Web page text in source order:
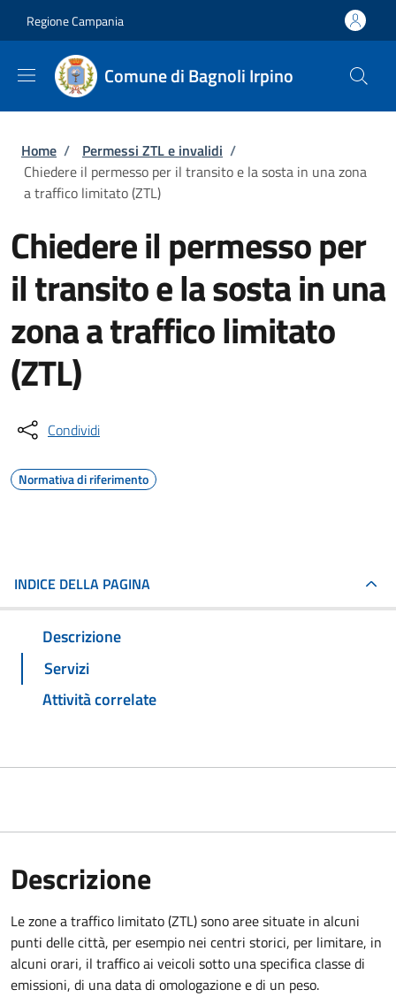
Regione Campania
Comune di Bagnoli Irpino
Briciole di pane
Home / Permessi ZTL e invalidi /
Chiedere il permesso per il transito e la sosta in una zona
a traffico limitato (ZTL)
Chiedere il permesso per
il transito e la sosta in una
zona a traffico limitato
(ZTL)
Condividi
Normativa di riferimento
INDICE DELLA PAGINA
Descrizione
Servizi
Attività correlate
Descrizione
Le zone a traffico limitato (ZTL) sono aree situate in alcuni
punti delle città, per esempio nei centri storici, per limitare, in
alcuni orari, il traffico ai veicoli sotto una specifica classe di
emissioni, di una data di omologazione e di un peso.